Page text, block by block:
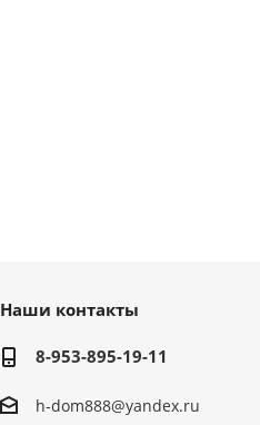
Наши контакты
8-953-895-19-11
h-dom888@yandex.ru